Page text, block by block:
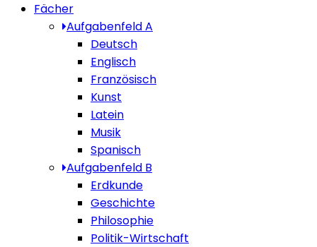
Fächer
Aufgabenfeld A
Deutsch
Englisch
Französisch
Kunst
Latein
Musik
Spanisch
Aufgabenfeld B
Erdkunde
Geschichte
Philosophie
Politik-Wirtschaft